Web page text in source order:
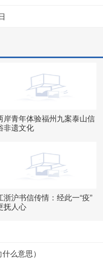
岸青年体验福州九案泰山信
非遗文化
浙沪书信传情：经此一“疫”
抚人心
么意思）